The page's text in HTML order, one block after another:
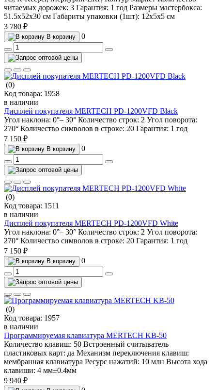
читаемых дорожек: 3 Гарантия: 1 год Размеры мастербокса:
51.5х52х30 см Габариты упаковки (1шт): 12х5х5 см
3 780 ₽
В корзину 0
(0)
Код товара: 1958
в наличии
Дисплей покупателя MERTECH PD-1200VFD Black
Угол наклона: 0°– 30° Количество строк: 2 Угол поворота:
270° Количество символов в строке: 20 Гарантия: 1 год
7 150 ₽
В корзину 0
(0)
Код товара: 1511
в наличии
Дисплей покупателя MERTECH PD-1200VFD White
Угол наклона: 0°– 30° Количество строк: 2 Угол поворота:
270° Количество символов в строке: 20 Гарантия: 1 год
7 150 ₽
В корзину 0
(0)
Код товара: 1957
в наличии
Программируемая клавиатура MERTECH KB-50
Количество клавиш: 50 Встроенный считыватель
пластиковых карт: да Механизм переключения клавиш:
мембранная клавиатура Ресурс нажатий: 10 млн Высота хода
клавиши: 4 мм±0.4мм
9 940 ₽